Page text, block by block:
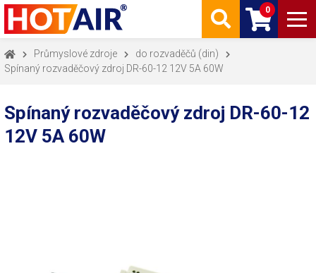
0
Průmyslové zdroje
do rozvaděčů (din)
Spínaný rozvaděčový zdroj DR-60-12 12V 5A 60W
Spínaný rozvaděčový zdroj DR-60-12
12V 5A 60W